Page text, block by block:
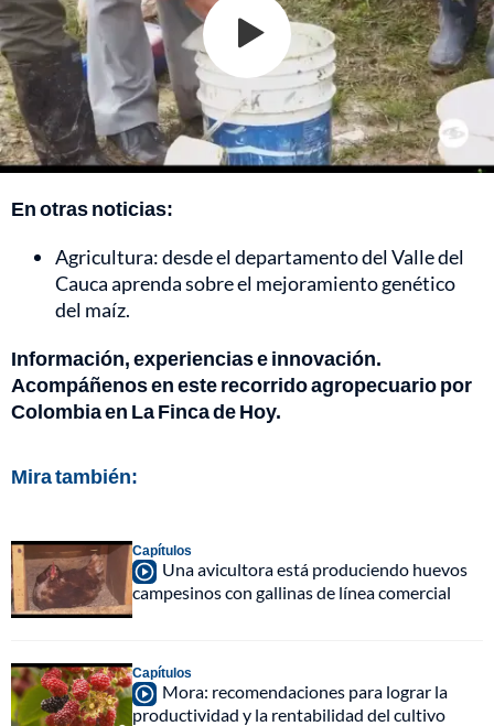
En otras noticias:
Agricultura: desde el departamento del Valle del
Cauca aprenda sobre el mejoramiento genético
del maíz.
Información, experiencias e innovación.
Acompáñenos en este recorrido agropecuario por
Colombia en La Finca de Hoy.
Mira también:
Capítulos
Una avicultora está produciendo huevos
campesinos con gallinas de línea comercial
Capítulos
Mora: recomendaciones para lograr la
productividad y la rentabilidad del cultivo